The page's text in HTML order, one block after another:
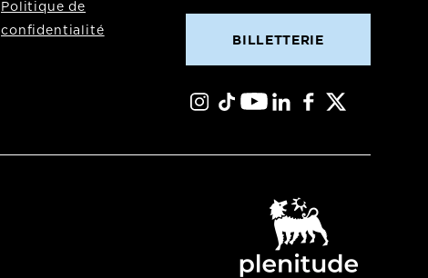
Politique de
confidentialité
BILLETTERIE